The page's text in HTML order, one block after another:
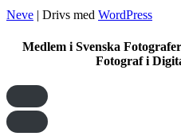
Neve | Drivs med WordPress
Medlem i Svenska
Fotograf i